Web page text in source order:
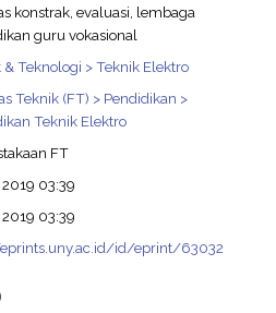
konstrak, evaluasi, lembaga
guru vokasional
& Teknologi > Teknik Elektro
Teknik (FT) > Pendidikan >
Teknik Elektro
FT
2019 03:39
2019 03:39
id/eprint/63032